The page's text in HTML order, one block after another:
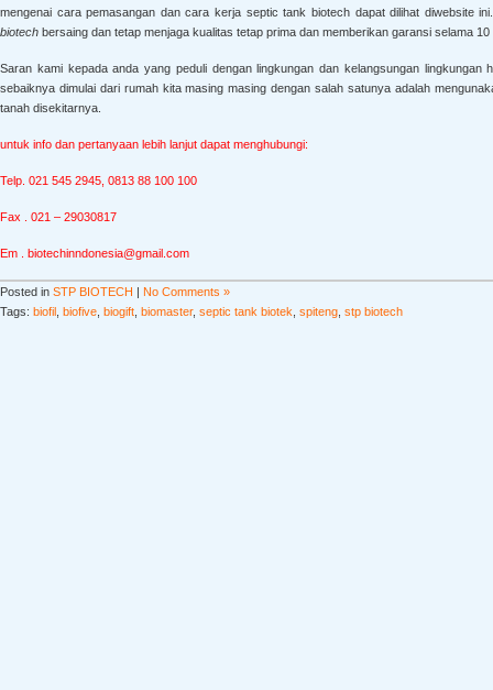
mengenai cara pemasangan dan cara kerja septic tank biotech dapat dilihat diwebsite
biotech bersaing dan tetap menjaga kualitas tetap prima dan memberikan garansi selama 10
Saran kami kepada anda yang peduli dengan lingkungan dan kelangsungan lingkungan
sebaiknya dimulai dari rumah kita masing masing dengan salah satunya adalah
tanah disekitarnya.
untuk info dan pertanyaan lebih lanjut dapat menghubungi:
Telp. 021 545 2945, 0813 88 100 100
Fax . 021 – 29030817
Em . biotechinndonesia@gmail.com
Posted in STP BIOTECH | No Comments »
Tags: biofil biofive biogift biomaster, septic tank biotek spiteng stp biotech